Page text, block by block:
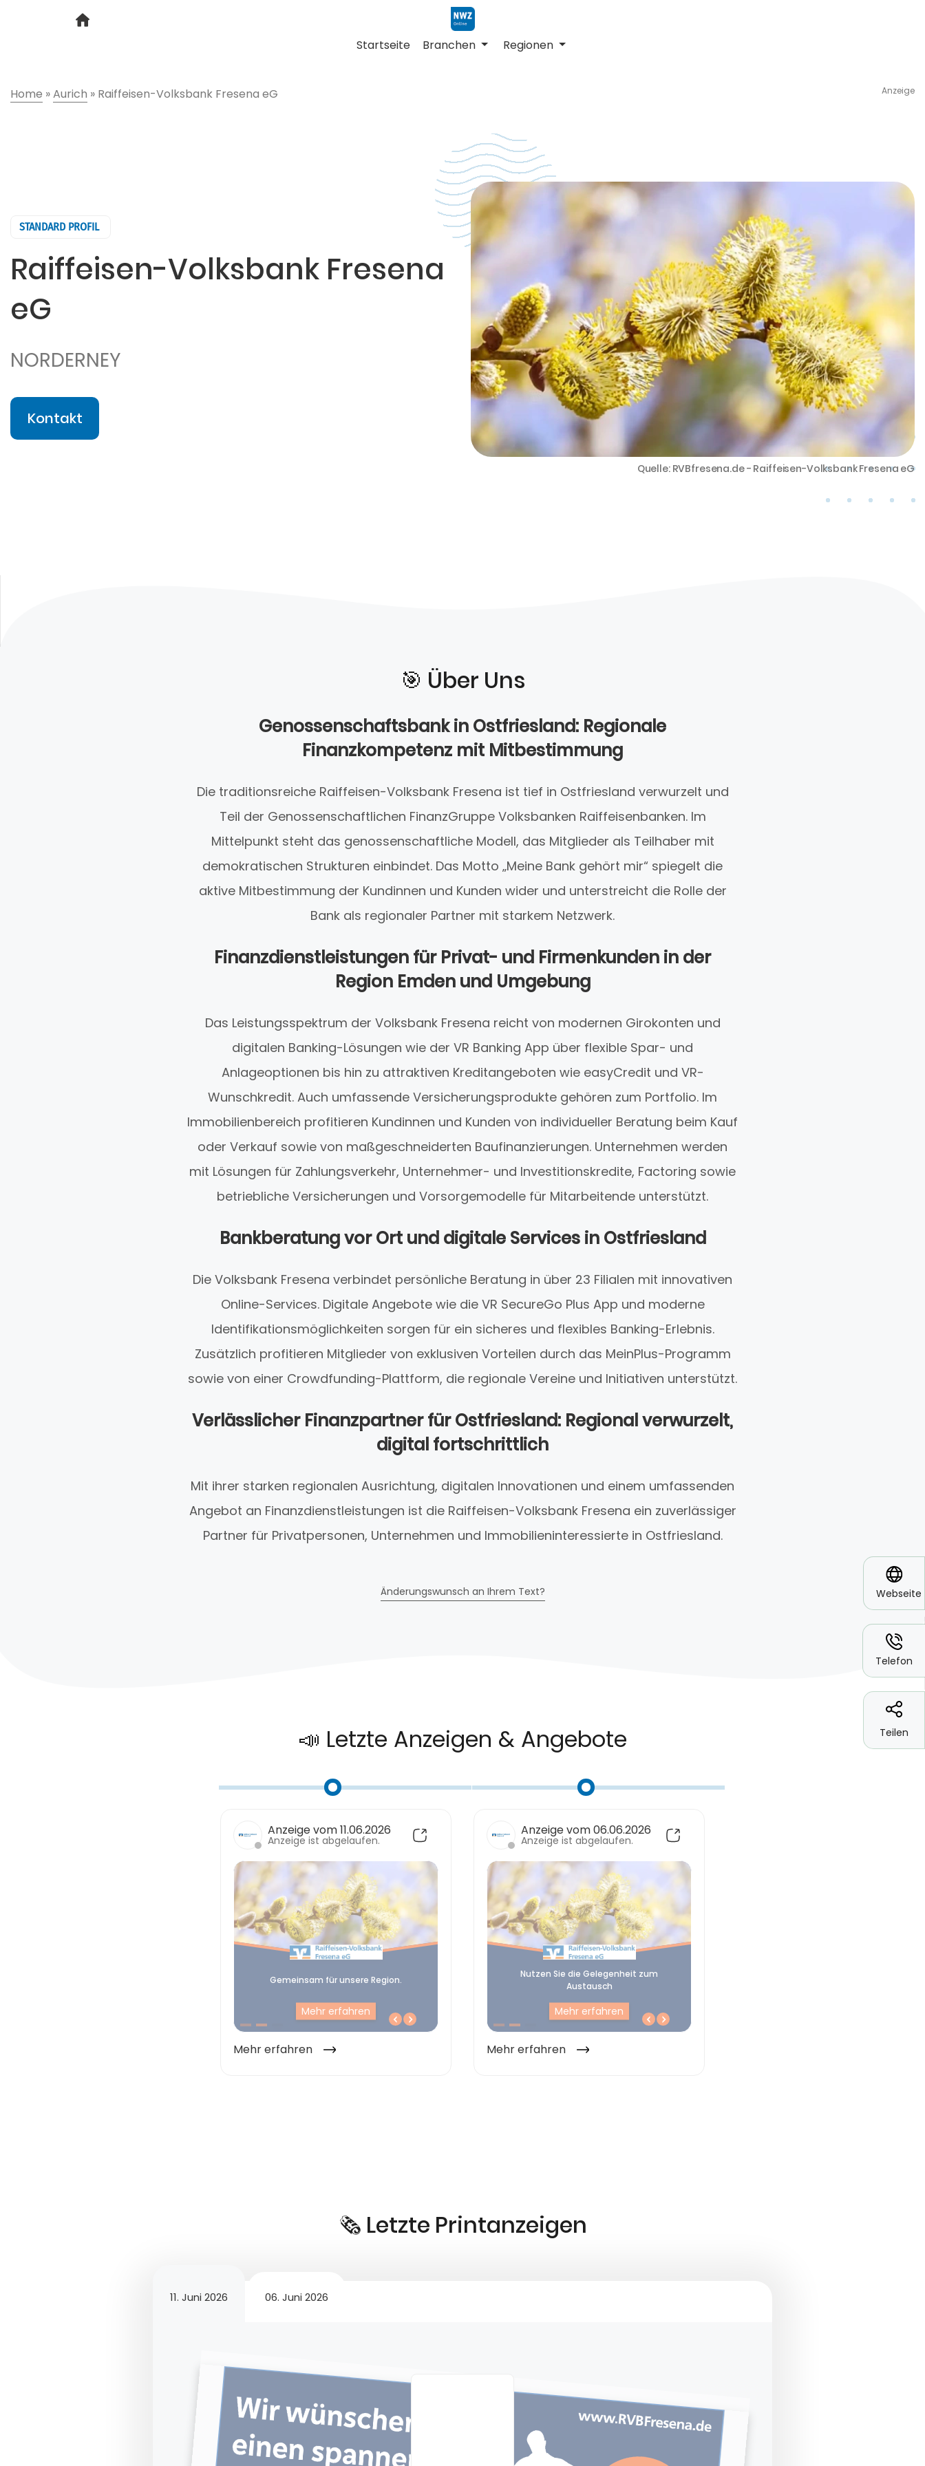
Startseite Branchen Regionen
Home »Aurich » Raiffeisen-Volksbank Fresena eG Anzeige
Webseite
Telefon
Teilen
STANDARD PROFIL
Raiffeisen-Volksbank Fresena
eG
NORDERNEY
Kontakt
Quelle: RVBfresena.de - Raiffeisen-Volksbank Fresena eG
🎯️ Über Uns
Genossenschaftsbank in Ostfriesland: Regionale
Finanzkompetenz mit Mitbestimmung
Die traditionsreiche Raiffeisen-Volksbank Fresena ist tief in Ostfriesland verwurzelt und
Teil der Genossenschaftlichen FinanzGruppe Volksbanken Raiffeisenbanken. Im
Mittelpunkt steht das genossenschaftliche Modell, das Mitglieder als Teilhaber mit
demokratischen Strukturen einbindet. Das Motto „Meine Bank gehört mir“ spiegelt die
aktive Mitbestimmung der Kundinnen und Kunden wider und unterstreicht die Rolle der
Bank als regionaler Partner mit starkem Netzwerk.
Finanzdienstleistungen für Privat- und Firmenkunden in der
Region Emden und Umgebung
Das Leistungsspektrum der Volksbank Fresena reicht von modernen Girokonten und
digitalen Banking-Lösungen wie der VR Banking App über flexible Spar- und
Anlageoptionen bis hin zu attraktiven Kreditangeboten wie easyCredit und VR-
Wunschkredit. Auch umfassende Versicherungsprodukte gehören zum Portfolio. Im
Immobilienbereich profitieren Kundinnen und Kunden von individueller Beratung beim Kauf
oder Verkauf sowie von maßgeschneiderten Baufinanzierungen. Unternehmen werden
mit Lösungen für Zahlungsverkehr, Unternehmer- und Investitionskredite, Factoring sowie
betriebliche Versicherungen und Vorsorgemodelle für Mitarbeitende unterstützt.
Bankberatung vor Ort und digitale Services in Ostfriesland
Die Volksbank Fresena verbindet persönliche Beratung in über 23 Filialen mit innovativen
Online-Services. Digitale Angebote wie die VR SecureGo Plus App und moderne
Identifikationsmöglichkeiten sorgen für ein sicheres und flexibles Banking-Erlebnis.
Zusätzlich profitieren Mitglieder von exklusiven Vorteilen durch das MeinPlus-Programm
sowie von einer Crowdfunding-Plattform, die regionale Vereine und Initiativen unterstützt.
Verlässlicher Finanzpartner für Ostfriesland: Regional verwurzelt,
digital fortschrittlich
Mit ihrer starken regionalen Ausrichtung, digitalen Innovationen und einem umfassenden
Angebot an Finanzdienstleistungen ist die Raiffeisen-Volksbank Fresena ein zuverlässiger
Partner für Privatpersonen, Unternehmen und Immobilieninteressierte in Ostfriesland.
Änderungswunsch an Ihrem Text?
🗞️ Letzte Printanzeigen
11. Juni 2026 06. Juni 2026